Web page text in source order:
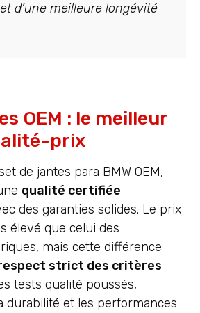
d’une meilleure longévité
OEM : le meilleur
prix
de jantes para BMW OEM,
qualité certifiée
des garanties solides. Le prix
élevé que celui des
mais cette différence
strict des critères
tests qualité poussés,
durabilité et les performances